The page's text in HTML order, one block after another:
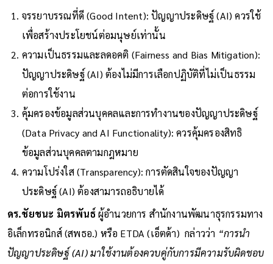
จรรยาบรรณที่ดี (Good Intent): ปัญญาประดิษฐ์ (AI) ควรใช้
เพื่อสร้างประโยชน์ต่อมนุษย์เท่านั้น
ความเป็นธรรมและลดอคติ (Fairness and Bias Mitigation):
ปัญญาประดิษฐ์ (AI) ต้องไม่มีการเลือกปฏิบัติที่ไม่เป็นธรรม
ต่อการใช้งาน
คุ้มครองข้อมูลส่วนบุคคลและการทำงานของปัญญาประดิษฐ์
(Data Privacy and AI Functionality): ควรคุ้มครองสิทธิ
ข้อมูลส่วนบุคคลตามกฎหมาย
ความโปร่งใส (Transparency): การตัดสินใจของปัญญา
ประดิษฐ์ (AI) ต้องสามารถอธิบายได้
ดร.ชัยชนะ มิตรพันธ์ผู้อำนวยการ สำนักงานพัฒนาธุรกรรมทาง
อิเล็กทรอนิกส์ (สพธอ.) หรือ ETDA (เอ็ตด้า) กล่าวว่า “การนำ
ปัญญาประดิษฐ์ (AI) มาใช้งานต้องควบคู่กับการมีความรับผิดชอบ